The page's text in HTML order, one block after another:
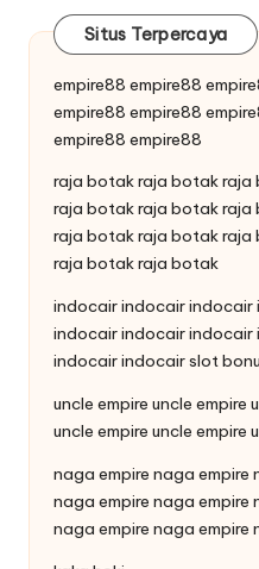
Situs Terpercaya
empire88 empire88
empire88 empire88
empire88 empire88
raja botakraja botakraja
raja botakraja botakraja
raja botakraja botakraja
raja botakraja botak
indocairindocairindocair
indocairindocairindocair
indocairindocairslot
uncle empire uncle empire
uncle empire uncle empire
naga empire naga empire
naga empire naga empire
naga empire naga empire